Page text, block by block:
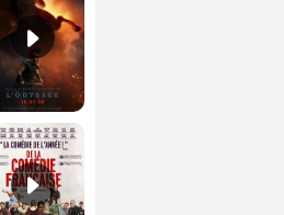
De la Comédie-Française Teaser VF